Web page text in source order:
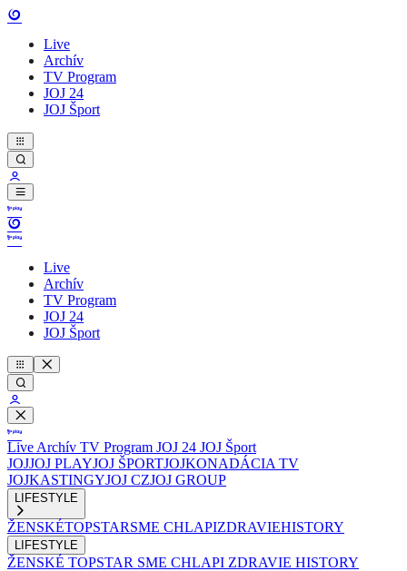
Live
Archív
TV Program
JOJ 24
JOJ Šport
Live
Archív
TV Program
JOJ 24
JOJ Šport
Live Archív TV Program JOJ 24 JOJ Šport
JOJJOJ PLAYJOJ ŠPORTJOJKONADÁCIA TV
JOJKASTINGYJOJ CZJOJ GROUP
LIFESTYLE
ŽENSKÉTOPSTARSME CHLAPIZDRAVIEHISTORY
LIFESTYLE
ŽENSKÉ TOPSTAR SME CHLAPI ZDRAVIE HISTORY